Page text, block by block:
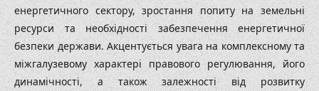
енергетичного сектору, зростання попиту на земельні
ресурси та необхідності забезпечення енергетичної
безпеки держави. Акцентується увага на комплексному та
міжгалузевому характері правового регулювання, його
динамічності, а також залежності від розвитку